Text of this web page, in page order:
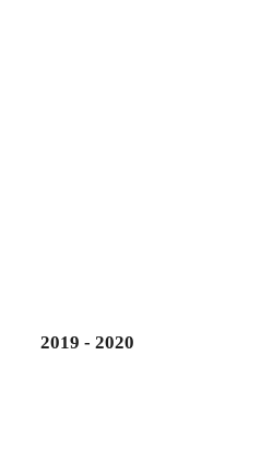
2019 - 2020